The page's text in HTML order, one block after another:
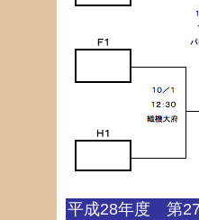
平成28年度 第